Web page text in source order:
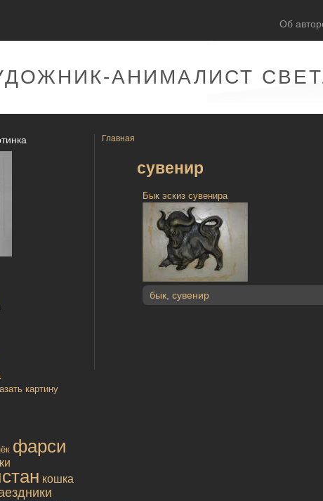
Об
АНИМАЛИСТ
картину
фарси
кошка
Главная
сувенир
Бык эскиз сувенира
бык сувенир